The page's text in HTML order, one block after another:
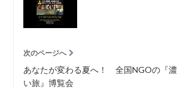
次のページへ
あなたが変わる夏へ！ 全国NGOの『濃
い旅』博覧会